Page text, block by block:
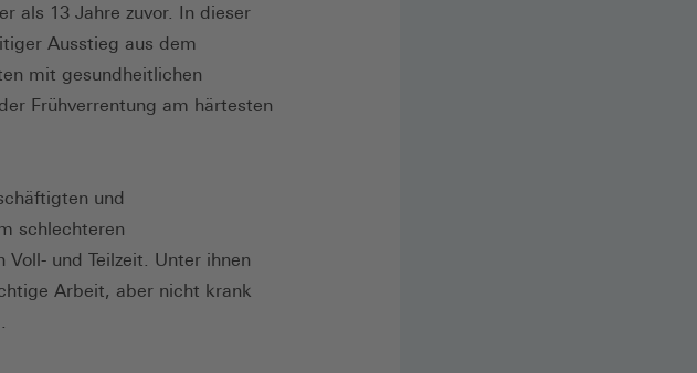
als 13 Jahre zuvor. In dieser
Ausstieg aus dem
mit gesundheitlichen
Frühverrentung am härtesten
und
schlechteren
und Teilzeit. Unter ihnen
Arbeit, aber nicht krank